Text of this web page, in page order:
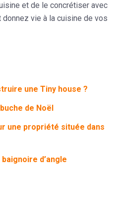
et de le concrétiser avec
vie à la cuisine de vos
une Tiny house ?
de Noël
une propriété située dans
d’angle